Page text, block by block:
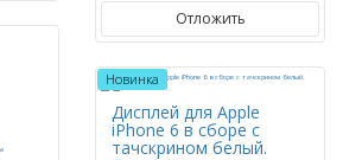
Отложить
Новинка
Дисплей для Apple
iPhone 6 в сборе с
тачскрином белый.